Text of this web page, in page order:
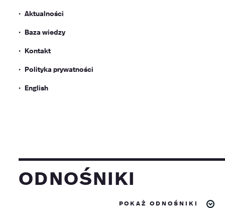
Aktualności
Baza wiedzy
Kontakt
Polityka prywatności
English
odnośniki
pokaż odnośniki